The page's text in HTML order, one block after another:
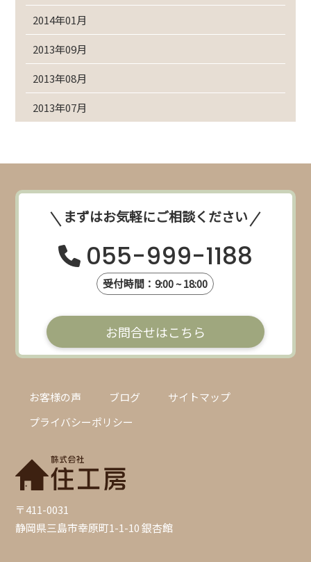
2014年01月
2013年09月
2013年08月
2013年07月
まずはお気軽にご相談ください
055-999-1188
受付時間：9:00 ~ 18:00
お問合せはこちら
〒411-0031
静岡県三島市幸原町1-1-10 銀杏館
お客様の声 ブログ
サイトマップ
プライバシーポリシー